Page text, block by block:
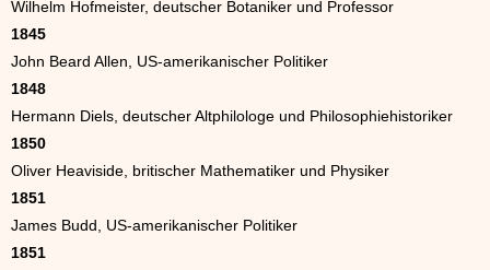
Wilhelm Hofmeister, deutscher Botaniker und Professor
1845
John Beard Allen, US-amerikanischer Politiker
1848
Hermann Diels, deutscher Altphilologe und Philosophiehistoriker
1850
Oliver Heaviside, britischer Mathematiker und Physiker
1851
James Budd, US-amerikanischer Politiker
1851